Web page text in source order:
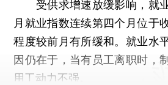
受供求增速放缓影响，就
月就业指数连续第四个月位于
程度较前月有所缓和。就业水
因仍在于，当有员工离职时，
用工动力不强。